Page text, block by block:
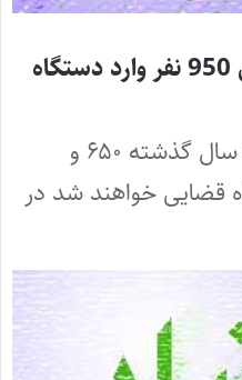
سال گذشته 650 و امسال 950 نفر وارد دستگاه
معاون آموزش قوه قضاییه: سال گذشته ۶۵۰ و
دستگاه قضایی خواهند شد در